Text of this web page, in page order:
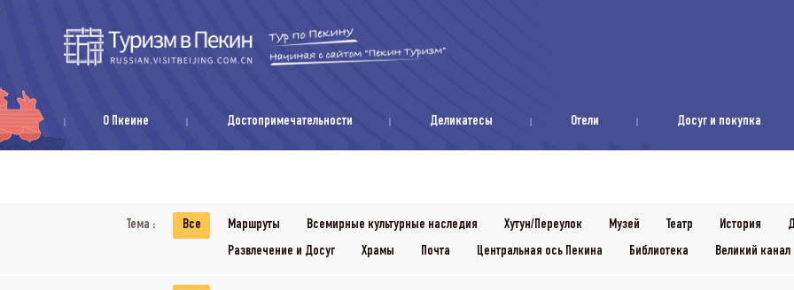
О Пкеине Достопримечательности Деликатесы Отели Досуг и покупка
Тема : Все Маршруты Всемирные культурные наследия Хутун/Переулок Музей Театр История
Развлечение и Досуг
Храмы Почта Центральная ось Пекина Библиотека Великий